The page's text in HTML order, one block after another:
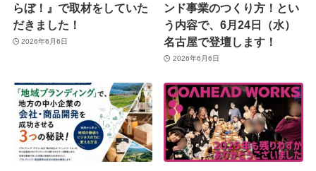
らぼ！』で取材をしていた
だきました！
2026年6月6日
ンド事業のつくり方！とい
う内容で、6月24日（水）
名古屋で登壇します！
2026年6月6日